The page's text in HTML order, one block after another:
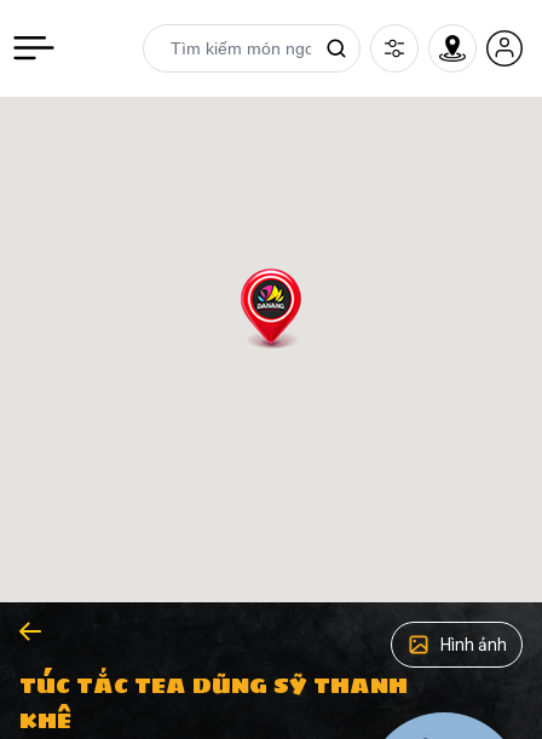
Hình ảnh
TÚC TẮC TEA DŨNG SỸ THANH
KHÊ